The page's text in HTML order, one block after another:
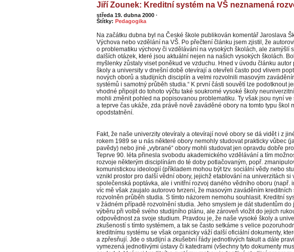
Jiří Zounek: Kreditní systém na VŠ neznamená
středa 19. dubna 2000 ·
Štítky: Pedagogika
Na začátku dubna byl na České škole publikován komentář Jaroslava
Výchova nebo vzdělání na VŠ. Po přečtení článku jsem zjistil, že
o problematiku výchovy či vzdělávání na vysokých školách, ale zamýšlí
dalších otázek, které jsou aktuální nejen na našich vysokých školách.
myšlenky zůstaly viset poněkud ve vzduchu. Hned v úvodu článku autor
školy a university v dnešní době otevírají a otevřeli často pod vlivem
nových oborů a studijních disciplín a velmi rozvolnili masovým
systémů i samotný průběh studia.“ K první části souvětí lze podotknout
vhodné připojit do tohoto výčtu také soukromé vysoké školy
mohli změnit pohled na popisovanou problematiku. Ty však jsou nyní ve
a teprve čas ukáže, zda právě nově zaváděné obory na tomto typu škol
opodstatnění.
Fakt, že naše univerzity otevíraly a otevírají nové obory se dá vidět i z
rokem 1989 se u nás některé obory nemohly studovat prakticky vůbec
pavědy) nebo jiné „vybrané“ obory mohli studovat jen opravdu dobře
Teprve 90. léta přinesla svobodu akademického vzdělávání a tím
rozvoje některým disciplínám do té doby potlačovaným, popř.
komunistickou ideologií (příkladem mohou být tzv. sociální vědy nebo
vznikl prostor pro další vědní obory, jejichž etablování na univerzitách si
společenská poptávka, ale i vnitřní rozvoj daného vědního oboru (např.
víc mě však zaujalo autorovo tvrzení, že masovým zaváděním kreditních
rozvolněn průběh studia. S tímto názorem nemohu souhlasit. Kreditní
v žádném případě rozvolnění studia. Jeho smyslem je dát studentům do
výběru při volbě svého studijního plánu, ale zároveň vložit do jejich
odpovědnost za svoje studium. Pravdou je, že naše vysoké školy a
zkušeností s tímto systémem, a tak se často setkáme s velice
kreditnímu systému se však organicky váží další oficiální dokumenty,
a zpřesňují. Jde o studijní a zkušební řády jednotlivých fakult a dále
vymezená jednotlivými ústavy či katedrami (všechny tyto dokumenty